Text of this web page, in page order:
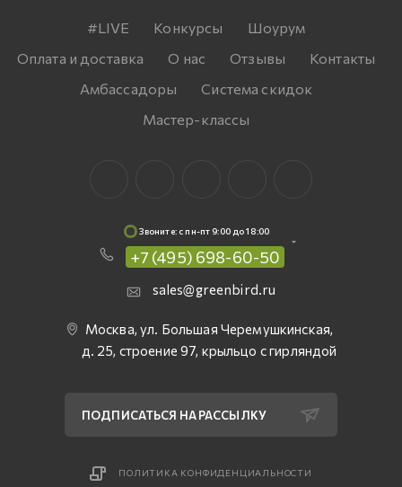
#LIVE Конкурсы
Шоурум
Оплата и доставка
О нас Отзывы
Контакты
Амбассадоры
Система скидок
Мастер-классы
Звоните: c пн-пт 9:00 до 18:00
+7 (495) 698-60-50
sales@greenbird.ru
Москва, ул. Большая Черемушкинская,
д. 25, строение 97, крыльцо с гирляндой
ПОДПИСАТЬСЯ НА РАССЫЛКУ
ПОЛИТИКА КОНФИДЕНЦИАЛЬНОСТИ